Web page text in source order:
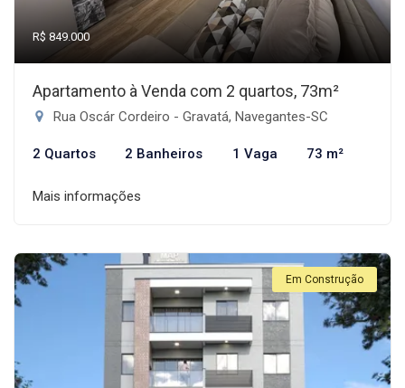
R$ 849.000
Apartamento à Venda com 2 quartos, 73m²
Rua Oscár Cordeiro - Gravatá, Navegantes-SC
2 Quartos 2 Banheiros 1 Vaga 73 m²
Mais informações
Em Construção